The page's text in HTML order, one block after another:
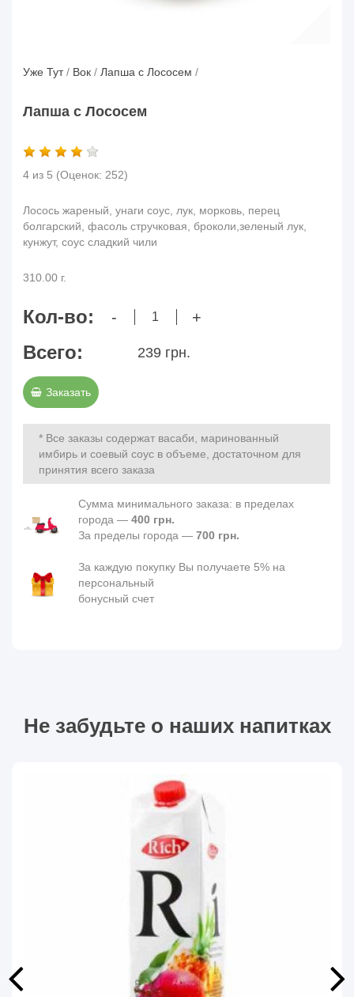
Уже Тут/ Вок / Лапша с Лососем /
Лапша с Лососем
4 из 5 (Оценок: 252)
Лосось жареный, унаги соус, лук, морковь, перец
болгарский, фасоль стручковая, броколи,зеленый лук,
кунжут, соус сладкий чили
310.00 г.
Кол-во: - +
Всего: 239 грн.
Заказать
* Все заказы содержат васаби, маринованный
имбирь и соевый соус в объеме, достаточном для
принятия всего заказа
Сумма минимального заказа: в пределах
города — 400 грн.
За пределы города — 700 грн.
За каждую покупку Вы получаете 5% на
персональный
бонусный счет
Не забудьте о наших напитках